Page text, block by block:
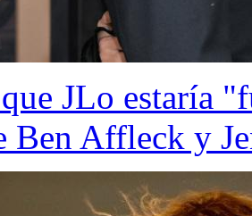
JLo estaría
Ben Affleck y